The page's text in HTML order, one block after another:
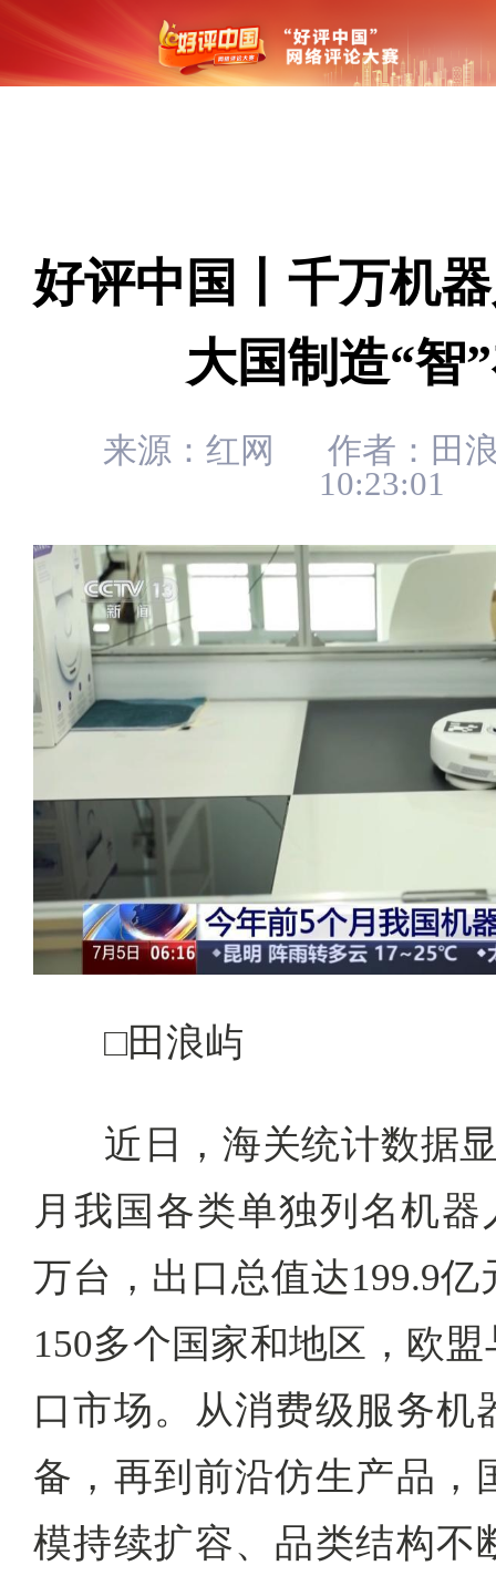
好评中国丨千万机
大国制造“智
来源：红网
作者：田
10:23:01
□田浪屿
近日，海关统计数据
月我国各类单独列名机器
万台，出口总值达199.9
150多个国家和地区，欧
口市场。从消费级服务机
备，再到前沿仿生产品，
模持续扩容、品类结构不